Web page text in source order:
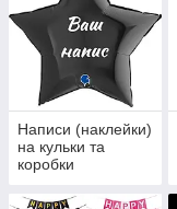
Написи (наклейки)
на кульки та
коробки